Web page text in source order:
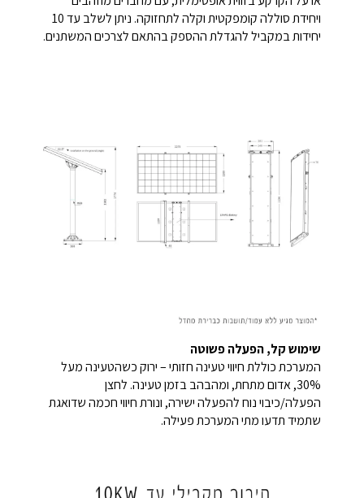
ויחידת סוללה קומפקטית וקלה לתחזוקה. ניתן לשלב עד 10
יחידות במקביל להגדלת ההספק בהתאם לצרכים המשתנים.
שימוש קל, הפעלה פשוטה
המערכת כוללת חיווי טעינה חזותי – ירוק כשהטעינה מעל
30%, אדום מתחת, ומהבהב בזמן טעינה. לחצן
הפעלה/כיבוי נוח להפעלה ישירה, ונורת חיווי חכמה שדואגת
שתמיד תדעו מתי המערכת פעילה.